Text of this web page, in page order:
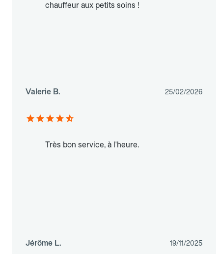
chauffeur aux petits soins !
Valerie B. 25/02/2026
Très bon service, à l'heure.
Jérôme L. 19/11/2025